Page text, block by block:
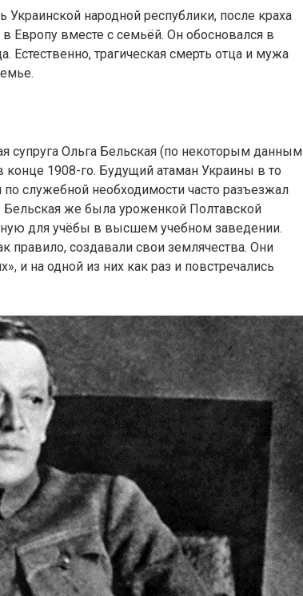
народной республики, после краха
Европу вместе с семьёй. Он обосновался в
Естественно, трагическая смерть отца и мужа
супруга Ольга Бельская (по некоторым данным
1908-го. Будущий атаман Украины в то
служебной необходимости часто разъезжал
же была уроженкой Полтавской
для учёбы в высшем учебном заведении.
правило, создавали свои землячества. Они
и на одной из них как раз и повстречались